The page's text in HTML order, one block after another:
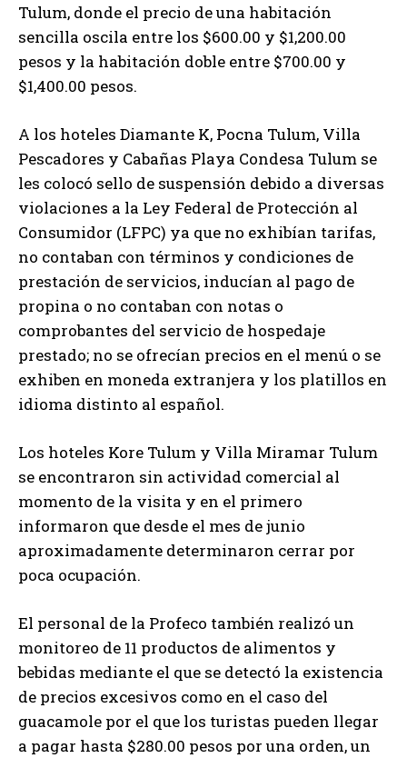
Tulum, donde el precio de una habitación
sencilla oscila entre los $600.00 y $1,200.00
pesos y la habitación doble entre $700.00 y
$1,400.00 pesos.
A los hoteles Diamante K, Pocna Tulum, Villa
Pescadores y Cabañas Playa Condesa Tulum se
les colocó sello de suspensión debido a diversas
violaciones a la Ley Federal de Protección al
Consumidor (LFPC) ya que no exhibían tarifas,
no contaban con términos y condiciones de
prestación de servicios, inducían al pago de
propina o no contaban con notas o
comprobantes del servicio de hospedaje
prestado; no se ofrecían precios en el menú o se
exhiben en moneda extranjera y los platillos en
idioma distinto al español.
Los hoteles Kore Tulum y Villa Miramar Tulum
se encontraron sin actividad comercial al
momento de la visita y en el primero
informaron que desde el mes de junio
aproximadamente determinaron cerrar por
poca ocupación.
El personal de la Profeco también realizó un
monitoreo de 11 productos de alimentos y
bebidas mediante el que se detectó la existencia
de precios excesivos como en el caso del
guacamole por el que los turistas pueden llegar
a pagar hasta $280.00 pesos por una orden, un